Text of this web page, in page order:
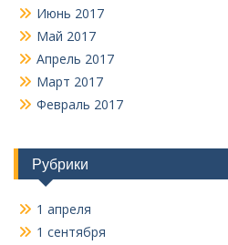
Июнь 2017
Май 2017
Апрель 2017
Март 2017
Февраль 2017
Рубрики
1 апреля
1 сентября